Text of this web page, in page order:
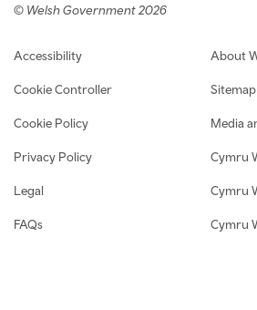
© Welsh Government 2026
Footer navigation
Accessibility
Cookie Controller
Cookie Policy
Privacy Policy
Legal
FAQs
About
Sitemap
Media
Cymru
Cymru
Cymru